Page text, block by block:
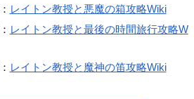
レイトン教授と悪魔の箱攻略Wiki
レイトン教授と最後の時間旅行攻略W
レイトン教授と魔神の笛攻略Wiki